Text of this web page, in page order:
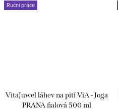
Ruční práce
VitaJuwel láhev na pití ViA - Joga
PRANA fialová 500 ml